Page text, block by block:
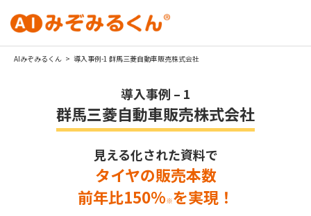
AIみぞみるくん > 導入事例-1 群馬三菱自動車販売株式会社
導入事例 – 1
群馬三菱自動車販売株式会社
見える化された資料で
タイヤの販売本数
前年比150%※を実現！